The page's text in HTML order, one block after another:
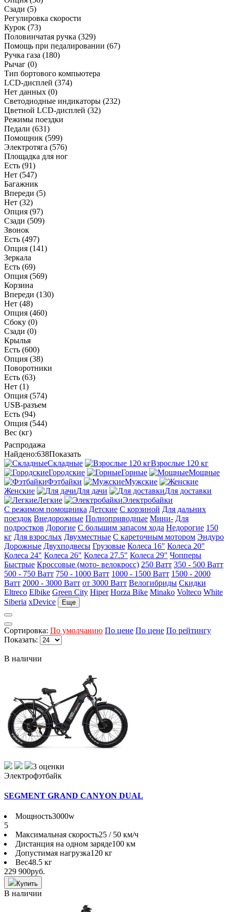
Сзади (5)
Регулировка скорости
Курок (73)
Половинчатая ручка (329)
Помощь при педалировании (67)
Ручка газа (180)
Рычаг (0)
Тип бортового компьютера
LCD-дисплей (374)
Нет данных (0)
Светодиодные индикаторы (232)
Цветной LCD-дисплей (32)
Режимы поездки
Педали (631)
Помощник (599)
Электротяга (576)
Площадка для ног
Есть (91)
Нет (547)
Багажник
Впереди (5)
Нет (32)
Опция (97)
Сзади (509)
Звонок
Есть (497)
Опция (141)
Зеркала
Есть (69)
Опция (569)
Корзина
Впереди (130)
Нет (48)
Опция (460)
Сбоку (0)
Сзади (0)
Крылья
Есть (600)
Опция (38)
Поворотники
Есть (63)
Нет (1)
Опция (574)
USB-разъем
Есть (94)
Опция (544)
Вес (кг)
Распродажа
Найдено:638Показать
Складные
Взрослые 120 кг
Городские
Горные
Мощные
Фэтбайки
Мужские
Женские
Для дачи
Для доставки
Легкие
Электробайки
С режимом помощника Детские С корзиной Для дальних
поездок Внедорожные Полноприводные Мини- Для
подростков Дорогие С большим запасом хода Недорогие 150
кг Для взрослых Двухместные С кареточным мотором Эндуро
Дорожные Двухподвесы Грузовые Колеса 16" Колеса 20"
Колеса 24" Колеса 26" Колеса 27.5" Колеса 29" Чопперы
Быстрые Кроссовые (мото- велокросс) 250 Ватт 350 - 500 Ватт
500 - 750 Ватт 750 - 1000 Ватт 1000 - 1500 Ватт 1500 - 2000
Ватт 2000 - 3000 Ватт от 3000 Ватт Велогибриды Скидки
Eltreco Elbike Green City Hiper Horza Bike Minako Volteco White
Siberia xDevice Еще
Сортировка: По умолчанию По цене По цене По рейтингу
Показать:
В наличии
3 оценки
Электрофэтбайк
SEGMENT GRAND CANYON DUAL
Мощность3000w
5
Максимальная скорость25 / 50 км/ч
Дистанция на одном заряде100 км
Допустимая нагрузка120 кг
Вес48.5 кг
229 900руб.
Купить
В наличии